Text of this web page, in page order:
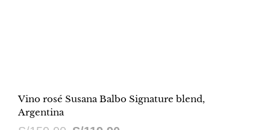
Vino rosé Susana Balbo Signature blend,
Argentina